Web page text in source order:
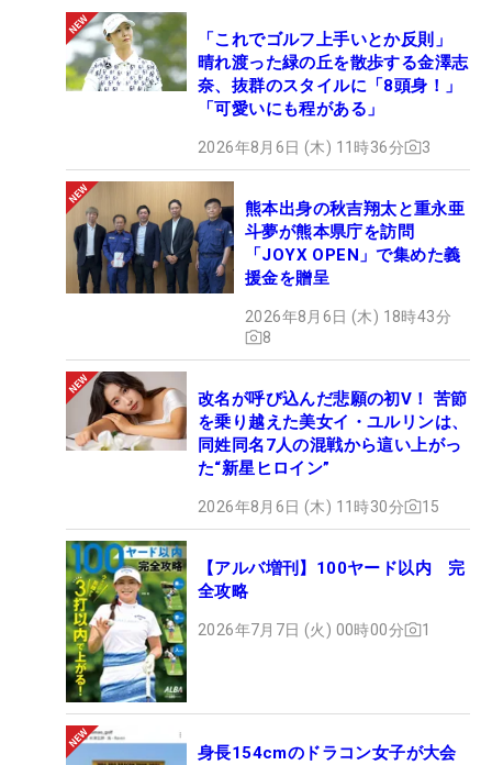
「これでゴルフ上手いとか反則」
晴れ渡った緑の丘を散歩する金澤志
奈、抜群のスタイルに「8頭身！」
「可愛いにも程がある」
2026年8月6日 (木) 11時36分 3
熊本出身の秋吉翔太と重永亜
斗夢が熊本県庁を訪問
「JOYX OPEN」で集めた義
援金を贈呈
2026年8月6日 (木) 18時43分
8
改名が呼び込んだ悲願の初V！ 苦節
を乗り越えた美女イ・ユルリンは、
同姓同名7人の混戦から這い上がっ
た“新星ヒロイン”
2026年8月6日 (木) 11時30分 15
【アルバ増刊】100ヤード以内 完
全攻略
2026年7月7日 (火) 00時00分 1
身長154cmのドラコン女子が大会